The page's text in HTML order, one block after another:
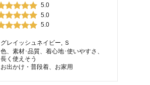
5.0
5.0
5.0
グレイッシュネイビー, Ｓ
色、素材･品質、着心地･使いやすさ、
長く使えそう
お出かけ・普段着、お家用